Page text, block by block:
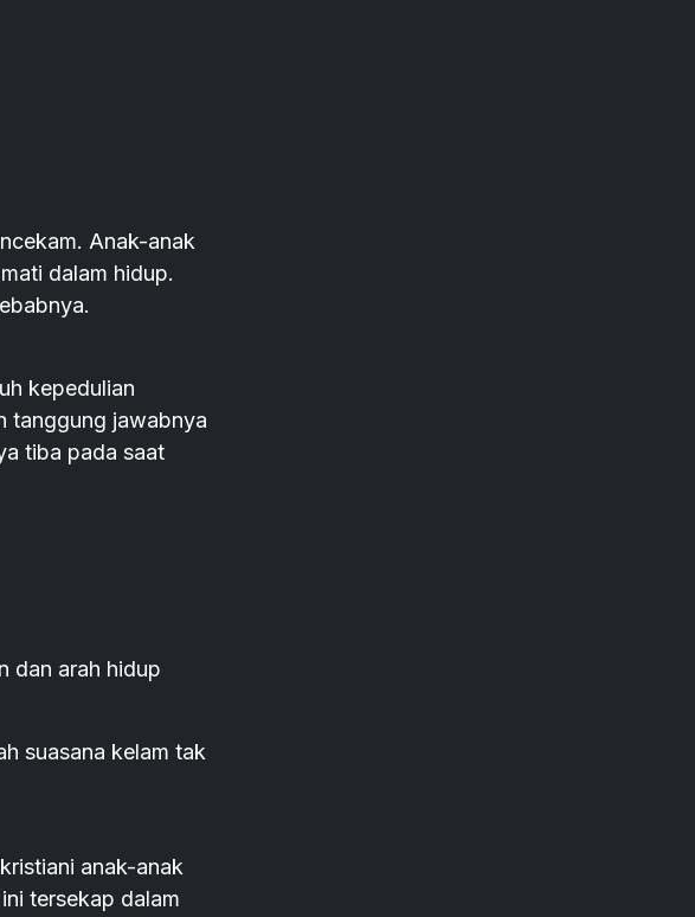
Anak-anak
dalam hidup.
kepedulian
tanggung jawabnya
tiba pada saat
dan arah hidup
suasana kelam tak
anak-anak
tersekap dalam